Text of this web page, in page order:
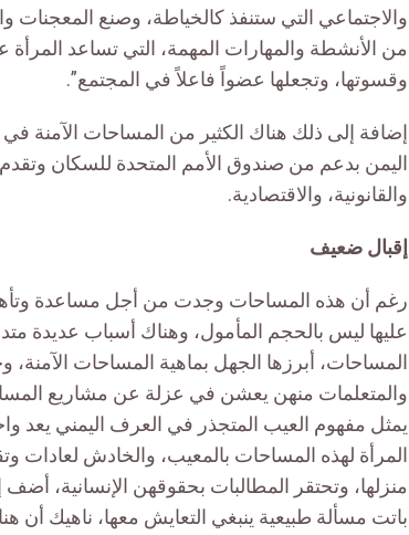
والاجتماعي التي ستنفذ كالخياطة، وصنع المعجنات
من الأنشطة والمهارات المهمة، التي تساعد
وقسوتها، وتجعلها عضواً فاعلاً في المجتمع”.
إضافة إلى ذلك هناك الكثير من المساحات الآمنة
اليمن بدعم من صندوق الأمم المتحدة للسكان وتقدم
والقانونية، والاقتصادية.
إقبال ضعيف
رغم أن هذه المساحات وجدت من أجل مساعدة
عليها ليس بالحجم المأمول، وهناك أسباب عديدة
المساحات، أبرزها الجهل بماهية المساحات الآمنة،
والمتعلمات منهن يعشن في عزلة عن مشاريع
يمثل مفهوم العيب المتجذر في العرف اليمني يعد
المرأة لهذه المساحات بالمعيب، والخادش لعادات
منزلها، وتحتقر المطالبات بحقوقهن الإنسانية،
باتت مسألة طبيعية ينبغي التعايش معها، ناهيك